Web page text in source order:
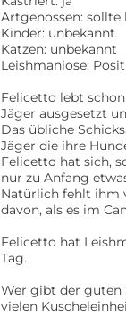
Artgenossen:
Kinder: unbekannt
Katzen: unbekannt
Leishmaniose:
Felicetto lebt
Jäger ausgesetzt
Das übliche
Jäger die ihre
Felicetto hat sich,
nur zu Anfang
Natürlich fehlt ihm
davon, als es im
Felicetto hat
Tag.
Wer gibt der guten
vielen